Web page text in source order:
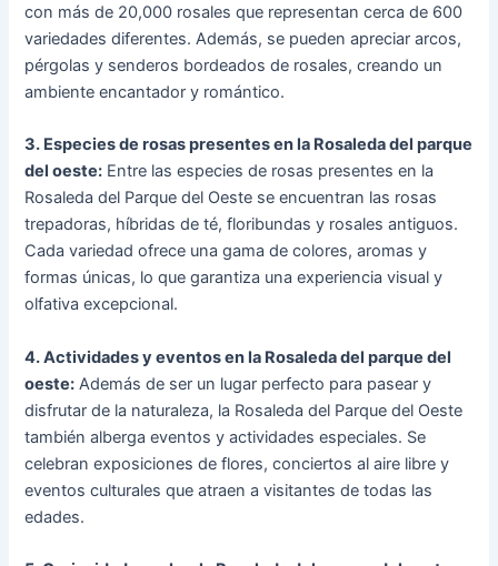
con más de 20,000 rosales que representan cerca de 600
variedades diferentes. Además, se pueden apreciar arcos,
pérgolas y senderos bordeados de rosales, creando un
ambiente encantador y romántico.
3. Especies de rosas presentes en la Rosaleda del parque
del oeste: Entre las especies de rosas presentes en la
Rosaleda del Parque del Oeste se encuentran las rosas
trepadoras, híbridas de té, floribundas y rosales antiguos.
Cada variedad ofrece una gama de colores, aromas y
formas únicas, lo que garantiza una experiencia visual y
olfativa excepcional.
4. Actividades y eventos en la Rosaleda del parque del
oeste: Además de ser un lugar perfecto para pasear y
disfrutar de la naturaleza, la Rosaleda del Parque del Oeste
también alberga eventos y actividades especiales. Se
celebran exposiciones de flores, conciertos al aire libre y
eventos culturales que atraen a visitantes de todas las
edades.